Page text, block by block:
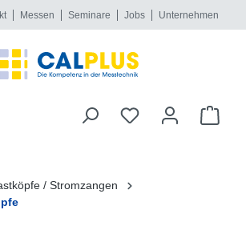
Messen Seminare Jobs Unternehmen
/ Stromzangen